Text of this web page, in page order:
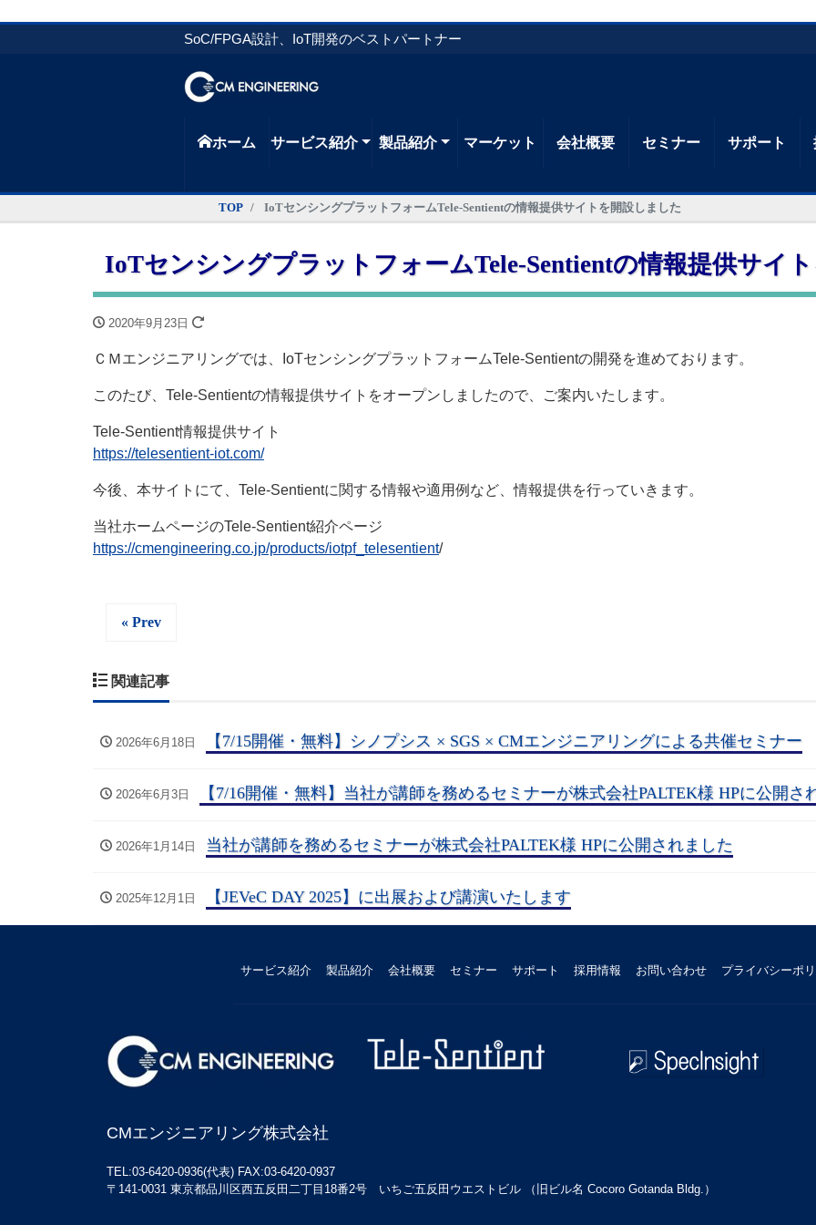
SoC/FPGA設計、IoT開発のベストパートナー
ホーム サービス紹介 製品紹介 マーケット 会社概要 セミナー サポート
TOP IoTセンシングプラットフォームTele-Sentientの情報提供サイトを開設しました
IoTセンシングプラットフォームTele-Sentientの情報提供サイ
2020年9月23日
ＣＭエンジニアリングでは、IoTセンシングプラットフォームTele-Sentientの開発を進めております。
このたび、Tele-Sentientの情報提供サイトをオープンしましたので、ご案内いたします。
Tele-Sentient情報提供サイト
https://telesentient-iot.com/
今後、本サイトにて、Tele-Sentientに関する情報や適用例など、情報提供を行っていきます。
当社ホームページのTele-Sentient紹介ページ
https://cmengineering.co.jp/products/iotpf_telesentient/
« Prev
関連記事
2026年6月18日 【7/15開催・無料】シノプシス × SGS × CMエンジニアリングによる共催セミナー
2026年6月3日 【7/16開催・無料】当社が講師を務めるセミナーが株式会社PALTEK様 HPに公開さ
2026年1月14日 当社が講師を務めるセミナーが株式会社PALTEK様 HPに公開されました
2025年12月1日 【JEVeC DAY 2025】に出展および講演いたします
サービス紹介 製品紹介 会社概要 セミナー サポート 採用情報 お問い合わせ プライバシーポ
CMエンジニアリング株式会社
TEL:03-6420-0936(代表) FAX:03-6420-0937
〒141-0031 東京都品川区西五反田二丁目18番2号 いちご五反田ウエストビル （旧ビル名 Cocoro Gotanda Bldg.）